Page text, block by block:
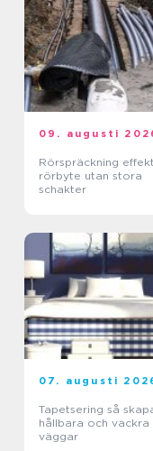
09. augusti
Rörspräckning effektivt
rörbyte utan stora
schakter
07. augusti
Tapetsering så skapar du
hållbara och vackra
väggar